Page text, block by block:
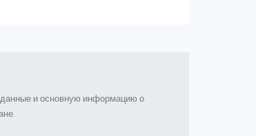
данные и основную информацию о